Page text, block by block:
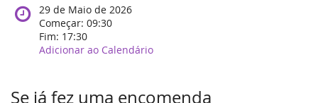
evento
acontece?
Quando
acontece
o
evento?
29 de Maio de 2026
Começar: 09:30
Fim: 17:30
Adicionar ao Calendário
Se já fez uma encomenda